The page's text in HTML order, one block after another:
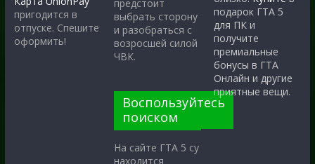
пригодится в
отпуске. Спешите
оформить!
предстоит
выбрать сторону
и разобраться с
возросшей силой
ЧВК.
Воспользуйтесь
поиском
На сайте ГТА 5 су
находится
подарок ГТА 5
для ПК и
получите
премиальные
бонусы в ГТА
Онлайн и другие
приятные вещи.